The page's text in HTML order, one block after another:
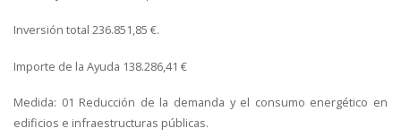
Inversión total 236.851,85 €.
Importe de la Ayuda 138.286,41 €
Medida: 01 Reducción de la demanda y el consumo energético en
edificios e infraestructuras públicas.